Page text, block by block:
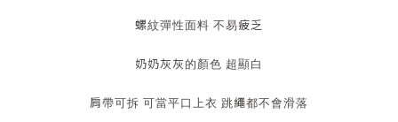
螺紋彈性面料 不易疲乏
奶奶灰灰的顏色 超顯白
肩帶可拆 可當平口上衣 跳繩都不會滑落